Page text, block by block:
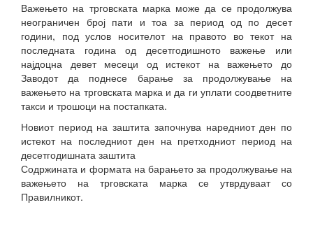
Важењето на трговската марка може да се продолжува
неограничен број пати и тоа за период од по десет
години, под услов носителот на правото во текот на
последната година од десетгодишното важење или
најдоцна девет месеци од истекот на важењето до
Заводот да поднесе барање за продолжување на
важењето на трговската марка и да ги уплати соодветните
такси и трошоци на постапката.
Новиот период на заштита започнува наредниот ден по
истекот на последниот ден на претходниот период на
десетгодишната заштита
Содржината и формата на барањето за продолжување на
важењето на трговската марка се утврдуваат со
Правилникот.